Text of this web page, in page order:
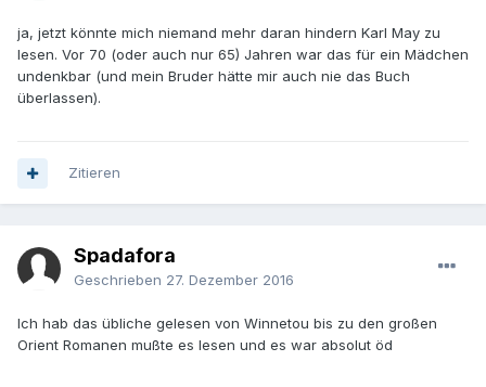
ja, jetzt könnte mich niemand mehr daran hindern Karl May zu
lesen. Vor 70 (oder auch nur 65) Jahren war das für ein Mädchen
undenkbar (und mein Bruder hätte mir auch nie das Buch
überlassen).
Zitieren
Spadafora
Geschrieben 27. Dezember 2016
Ich hab das übliche gelesen von Winnetou bis zu den großen
Orient Romanen mußte es lesen und es war absolut öd